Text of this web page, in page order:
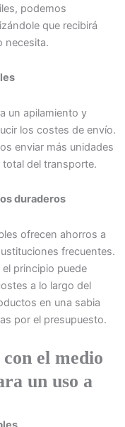
podemos
que recibirá
necesita.
un apilamiento y
los costes de envío.
enviar más unidades
del transporte.
duraderos
ofrecen ahorros a
frecuentes.
principio puede
a lo largo del
en una sabia
por el presupuesto.
el medio
un uso a